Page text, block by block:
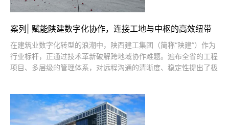
案列| 赋能陕建数字化协作，连接工地与中枢的高效纽带
在建筑业数字化转型的浪潮中，陕西建工集团（简称“陕建”）作为
行业标杆，正通过技术革新破解跨地域协作难题。遍布全省的工程
项目、多层级的管理体系，对远程沟通的清晰度、稳定性提出了极
筑企业数字化协作树立了实